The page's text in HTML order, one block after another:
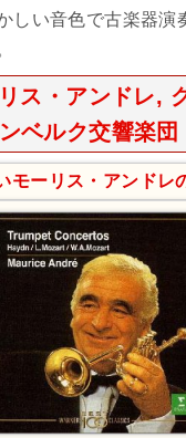
しい音色で古楽器演
ス・アンドレ,
ベルク交響楽団
モーリス・アンドレ